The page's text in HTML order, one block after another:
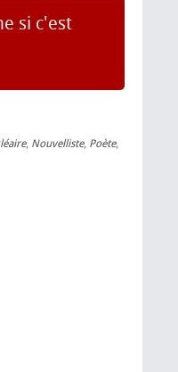
si c'est
, Nouvelliste, Poète,